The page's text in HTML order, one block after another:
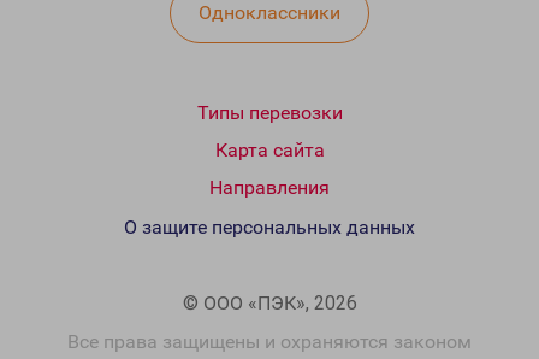
Одноклассники
Типы перевозки
Карта сайта
Направления
© ООО «ПЭК», 2026
Все права защищены и охраняются законом
О защите персональных данных